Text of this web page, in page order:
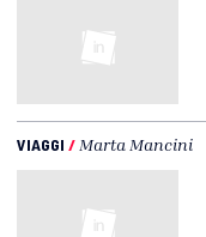
VIAGGI / Marta Mancini